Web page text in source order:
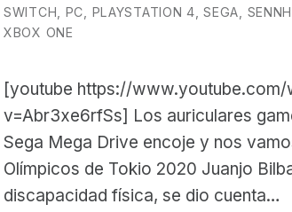
SWITCH
PC PLAYSTATION 4 ,SEGA
XBOX ONE
[youtube https://www.youtube.com/
v=Abr3xe6rfSs] Los auriculares
Sega Mega Drive encoje y nos
Olímpicos de Tokio 2020 Juanjo
discapacidad física, se dio cuenta…